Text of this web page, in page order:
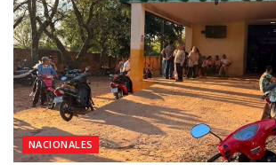
NACIONALES